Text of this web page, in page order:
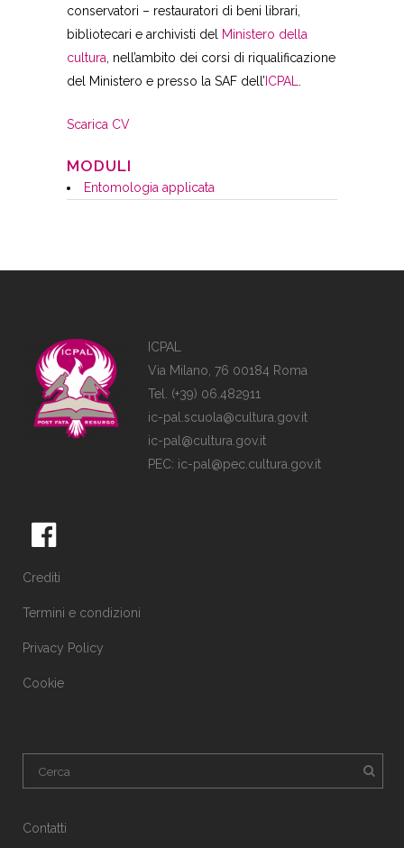
conservatori – restauratori di beni librari,
bibliotecari e archivisti del
Ministero della
cultura , nell’ambito dei corsi di riqualificazione
del Ministero e presso la SAF dell’ ICPAL
Scarica CV
MODULI
Entomologia applicata
ICPAL
Via Milano, 76 00184 Roma
Tel. (+39) 06.482911
ic-pal.scuola@cultura.gov.it
ic-pal@cultura.gov.it
PEC: ic-pal@pec.cultura.gov.it
Crediti
Termini e condizioni
Privacy Policy
Cookie
Contatti